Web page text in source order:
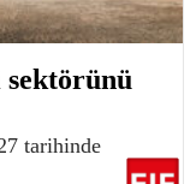
tarihinde